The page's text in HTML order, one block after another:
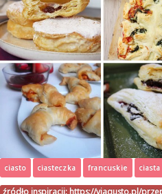
ciasto ciasteczka francuskie ciasta
źródło inspiracji: https://viagusto.pl/